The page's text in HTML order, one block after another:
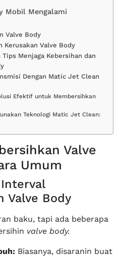
Mobil Mengalami
Valve Body
Kerusakan Valve Body
Tips Menjaga Kebersihan dan
Dengan Matic Jet Clean
Efektif untuk Membersihkan
Teknologi Matic Jet Clean:
Valve
Umum
Valve Body
baku, tapi ada beberapa
valve body.
Biasanya, disaranin buat